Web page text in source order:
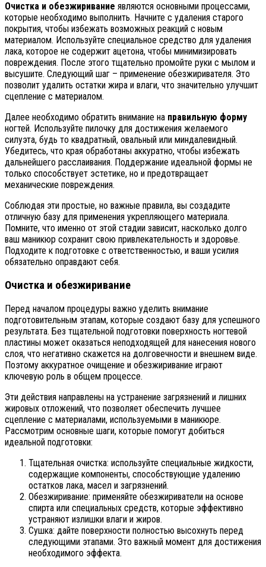
Очистка и обезжиривание являются основными процессами,
которые необходимо выполнить. Начните с удаления старого
покрытия, чтобы избежать возможных реакций с новым
материалом. Используйте специальное средство для удаления
лака, которое не содержит ацетона, чтобы минимизировать
повреждения. После этого тщательно промойте руки с мылом и
высушите. Следующий шаг – применение обезжиривателя. Это
позволит удалить остатки жира и влаги, что значительно улучшит
сцепление с материалом.
Далее необходимо обратить внимание на правильную форму
ногтей. Используйте пилочку для достижения желаемого
силуэта, будь то квадратный, овальный или миндалевидный.
Убедитесь, что края обработаны аккуратно, чтобы избежать
дальнейшего расслаивания. Поддержание идеальной формы не
только способствует эстетике, но и предотвращает
механические повреждения.
Соблюдая эти простые, но важные правила, вы создадите
отличную базу для применения укрепляющего материала.
Помните, что именно от этой стадии зависит, насколько долго
ваш маникюр сохранит свою привлекательность и здоровье.
Подходите к подготовке с ответственностью, и ваши усилия
обязательно оправдают себя.
Очистка и обезжиривание
Перед началом процедуры важно уделить внимание
подготовительным этапам, которые создают базу для успешного
результата. Без тщательной подготовки поверхность ногтевой
пластины может оказаться неподходящей для нанесения нового
слоя, что негативно скажется на долговечности и внешнем виде.
Поэтому аккуратное очищение и обезжиривание играют
ключевую роль в общем процессе.
Эти действия направлены на устранение загрязнений и лишних
жировых отложений, что позволяет обеспечить лучшее
сцепление с материалами, используемыми в маникюре.
Рассмотрим основные шаги, которые помогут добиться
идеальной подготовки:
Тщательная очистка: используйте специальные жидкости,
содержащие компоненты, способствующие удалению
остатков лака, масел и загрязнений.
Обезжиривание: применяйте обезжириватели на основе
спирта или специальных средств, которые эффективно
устраняют излишки влаги и жиров.
Сушка: дайте поверхности полностью высохнуть перед
следующими этапами. Это важный момент для достижения
необходимого эффекта.